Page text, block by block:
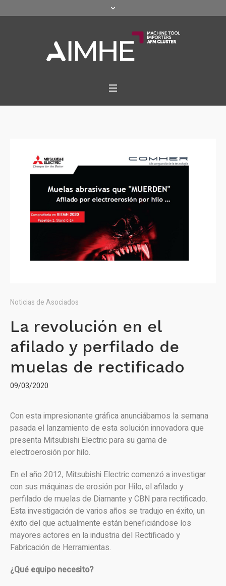
Noticias de Asociados
La revolución en el
afilado y perfilado de
muelas de rectificado
09/03/2020
Con esta impresionante gráfica anunciábamos la semana
pasada el lanzamiento de esta solución innovadora que
presenta Mitsubishi Electric para su gama de
electroerosión por hilo.
En el año 2012, Mitsubishi Electric comenzó a investigar
con sus máquinas de erosión por Hilo, el afilado y
perfilado de muelas de Diamante y CBN para rectificado.
Esta investigación de varios años se tradujo en éxito, un
éxito del que actualmente están beneficiándose los
mayores actores en la industria del Rectificado y
Fabricación de Herramientas.
¿Qué equipo necesito?